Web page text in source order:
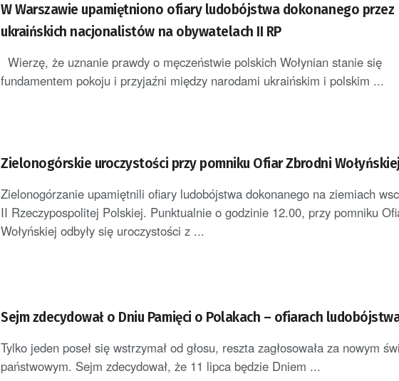
W Warszawie upamiętniono ofiary ludobójstwa dokonanego przez
ukraińskich nacjonalistów na obywatelach II RP
Wierzę, że uznanie prawdy o męczeństwie polskich Wołynian stanie się
fundamentem pokoju i przyjaźni między narodami ukraińskim i polskim ...
Zielonogórskie uroczystości przy pomniku Ofiar Zbrodni Wołyńskiej
Zielonogórzanie upamiętnili ofiary ludobójstwa dokonanego na ziemiach
II Rzeczypospolitej Polskiej. Punktualnie o godzinie 12.00, przy pomniku
Wołyńskiej odbyły się uroczystości z ...
Sejm zdecydował o Dniu Pamięci o Polakach – ofiarach
Tylko jeden poseł się wstrzymał od głosu, reszta zagłosowała za nowym
państwowym. Sejm zdecydował, że 11 lipca będzie Dniem ...